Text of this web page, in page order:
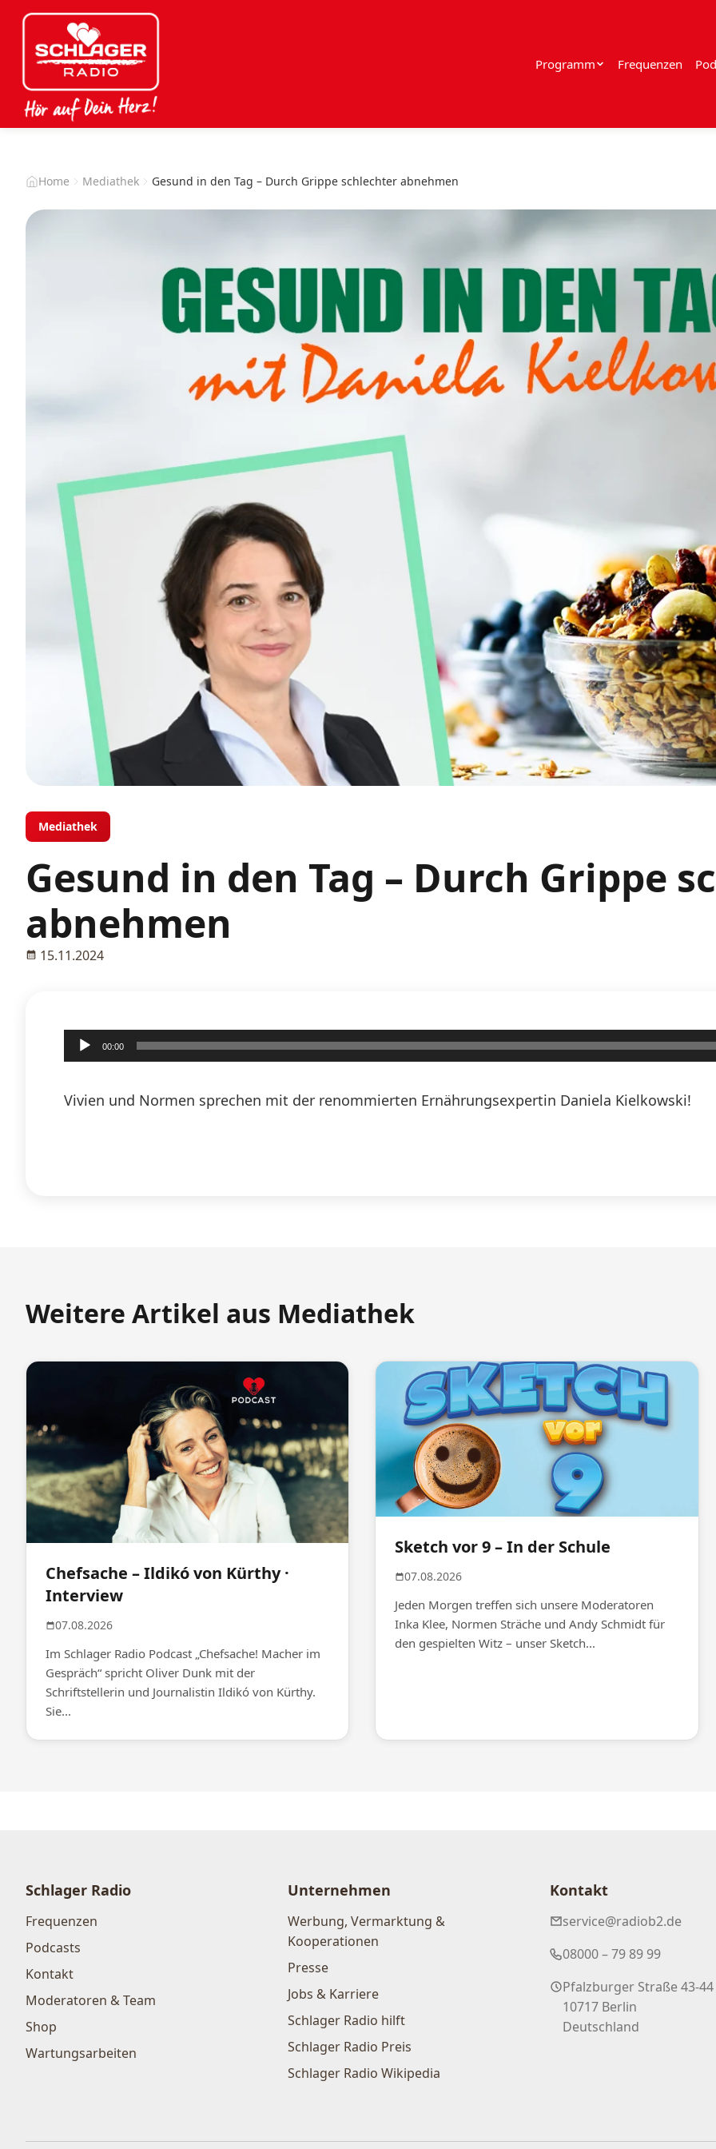
Programm Frequenzen
Home Mediathek Gesund in den Tag – Durch Grippe schlechter abnehmen
Mediathek
Gesund in den Tag – Durch Grippe
abnehmen
15.11.2024
Audio-
Player
00:00
Vivien und Normen sprechen mit der renommierten Ernährungsexpertin Daniela Kielkowski!
Weitere Artikel aus Mediathek
Chefsache – Ildikó von Kürthy ·
Interview
07.08.2026
Im Schlager Radio Podcast „Chefsache! Macher im
Gespräch“ spricht Oliver Dunk mit der
Schriftstellerin und Journalistin Ildikó von Kürthy.
Sie...
Sketch vor 9 – In der Schule
07.08.2026
Jeden Morgen treffen sich unsere Moderatoren
Inka Klee, Normen Sträche und Andy Schmidt für
den gespielten Witz – unser Sketch...
Schlager Radio
Frequenzen
Podcasts
Kontakt
Moderatoren & Team
Shop
Wartungsarbeiten
Unternehmen
Werbung, Vermarktung &
Kooperationen
Presse
Jobs & Karriere
Schlager Radio hilft
Schlager Radio Preis
Schlager Radio Wikipedia
Kontakt
service@radiob2.de
08000 – 79 89 99
Pfalzburger Straße 43-44
10717 Berlin
Deutschland